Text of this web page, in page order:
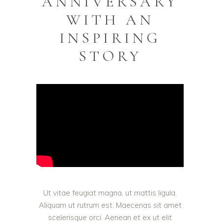
WITH AN
INSPIRING
STORY
Ut vitae feugiat magna, ut mattis ligula.
Aliquam ut rutrum est. Maecenas sit amet
scelerisque orci. Aenean et ex ut elit